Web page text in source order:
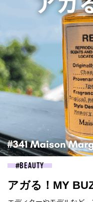
BEAUTY
アガる！MY